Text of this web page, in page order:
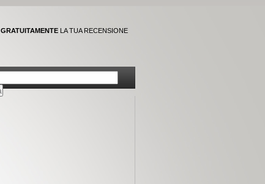
GRATUITAMENTELA TUA RECENSIONE